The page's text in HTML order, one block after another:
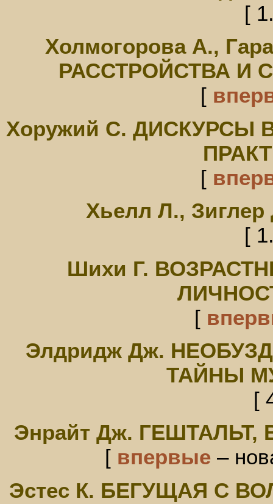
[
Холмогорова А.,
РАССТРОЙСТВА И
[
Хоружий С. ДИСКУРСЫ
[
Хьелл Л.,
[
Шихи Г.
[
Элдридж Дж.
ТАЙНЫ
[
Энрайт Дж.
[ впервые –
Эстес К. БЕГУЩАЯ С